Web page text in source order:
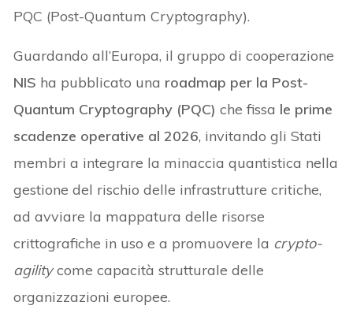
PQC (Post-Quantum Cryptography).
Guardando all’Europa, il gruppo di cooperazione
NIS ha pubblicato una roadmap per la Post-
Quantum Cryptography (PQC) che fissa le prime
scadenze operative al 2026, invitando gli Stati
membri a integrare la minaccia quantistica nella
gestione del rischio delle infrastrutture critiche,
ad avviare la mappatura delle risorse
crittografiche in uso e a promuovere la crypto-
agilitycome capacità strutturale delle
organizzazioni europee.